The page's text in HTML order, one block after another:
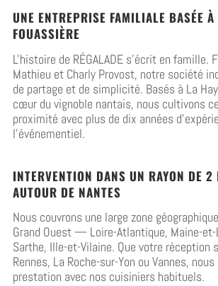
UNE ENTREPRISE FAMILIALE BASÉE À
FOUASSIÈRE
L'histoire de RÉGALADE s'écrit en famille.
Mathieu et Charly Provost, notre société
de partage et de simplicité. Basés à La
cœur du vignoble nantais, nous cultivons
proximité avec plus de dix années
l'événementiel.
INTERVENTION DANS UN RAYON DE 2
AUTOUR DE NANTES
Nous couvrons une large zone
Grand Ouest — Loire-Atlantique, Maine-et-
Sarthe, Ille-et-Vilaine. Que votre réception
Rennes, La Roche-sur-Yon ou Vannes,
prestation avec nos cuisiniers habituels.